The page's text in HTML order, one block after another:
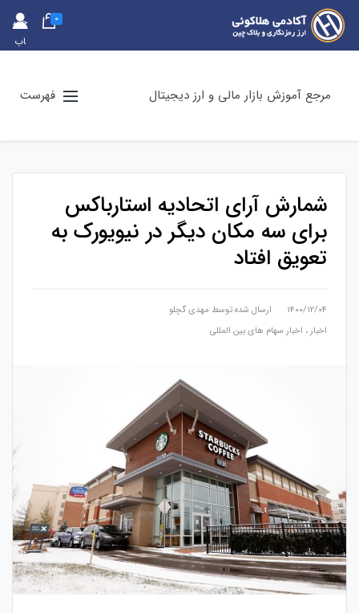
حس
اب
0
مرجع آموزش بازار مالی و ارز دیجیتال فهرست
شمارش آرای اتحادیه استارباکس
برای سه مکان دیگر در نیویورک به
تعویق افتاد
۱۴۰۰/۱۲/۰۴ ارسال شده توسط مهدی گچلو
اخبار ، اخبار سهام های بین المللی